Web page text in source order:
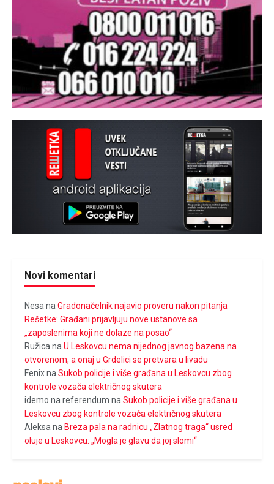
Novi komentari
Nesa na Gradonačelnik najavio proveru nakon pitanja
Rešetke: Građani prijavljuju nove ustanove sa
„zaposlenima koji ne dolaze na posao“
Ružica na U Leskovcu nema nijednog javnog bazena na
otvorenom, a onaj u Grdelici se pretvara u livadu
Fenixna Sukob policije i više građana u Leskovcu zbog
kontrole vozača električnog skutera
idemo na referendum na Sukob policije i više građana u
Leskovcu zbog kontrole vozača električnog skutera
Aleksa na Breza pala na radnicu „Zlatnog traga“ usred
oluje u Leskovcu: „Mogla je glavu da joj slomi“